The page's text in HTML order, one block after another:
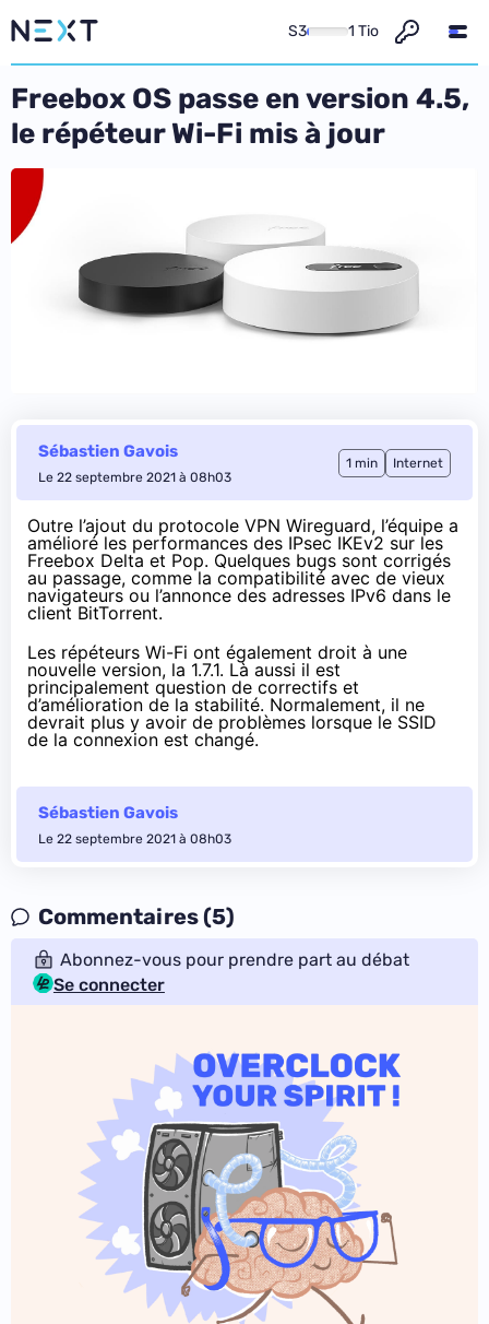
S3 1 Tio
Freebox OS passe en version 4.5,
le répéteur Wi-Fi mis à jour
Sébastien Gavois
Le 22 septembre 2021 à 08h03
1 min Internet
Outre l’ajout du protocole VPN Wireguard, l’équipe a
amélioré les performances des IPsec IKEv2 sur les
Freebox Delta et Pop. Quelques bugs sont corrigés
au passage, comme la compatibilité avec de vieux
navigateurs ou l’annonce des adresses IPv6 dans le
client BitTorrent.
Les répéteurs Wi-Fi ont également droit à une
nouvelle version, la 1.7.1. Là aussi il est
principalement question de correctifs et
d’amélioration de la stabilité. Normalement, il ne
devrait plus y avoir de problèmes lorsque le SSID
de la connexion est changé.
Sébastien Gavois
Le 22 septembre 2021 à 08h03
Commentaires (5)
Abonnez-vous pour prendre part au débat
Se connecter